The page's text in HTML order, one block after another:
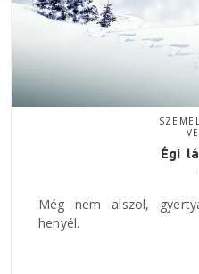
Égi
Még nem alszol,
henyél.